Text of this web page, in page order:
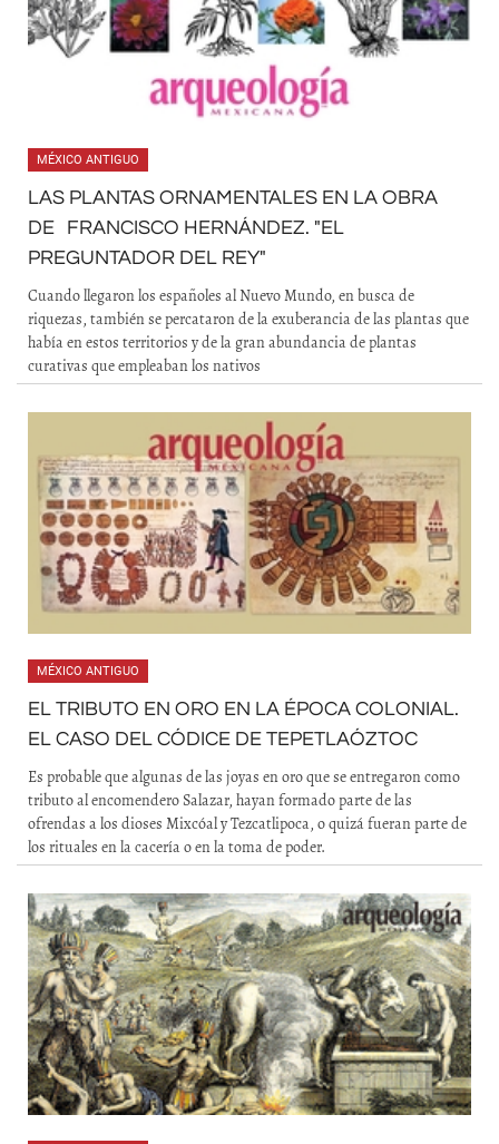
MÉXICO ANTIGUO
LAS PLANTAS ORNAMENTALES EN LA OBRA
DE FRANCISCO HERNÁNDEZ. "EL
PREGUNTADOR DEL REY"
Cuando llegaron los españoles al Nuevo Mundo, en busca de
riquezas, también se percataron de la exuberancia de las plantas que
había en estos territorios y de la gran abundancia de plantas
curativas que empleaban los nativos
MÉXICO ANTIGUO
EL TRIBUTO EN ORO EN LA ÉPOCA COLONIAL.
EL CASO DEL CÓDICE DE TEPETLAÓZTOC
Es probable que algunas de las joyas en oro que se entregaron como
tributo al encomendero Salazar, hayan formado parte de las
ofrendas a los dioses Mixcóal y Tezcatlipoca, o quizá fueran parte de
los rituales en la cacería o en la toma de poder.